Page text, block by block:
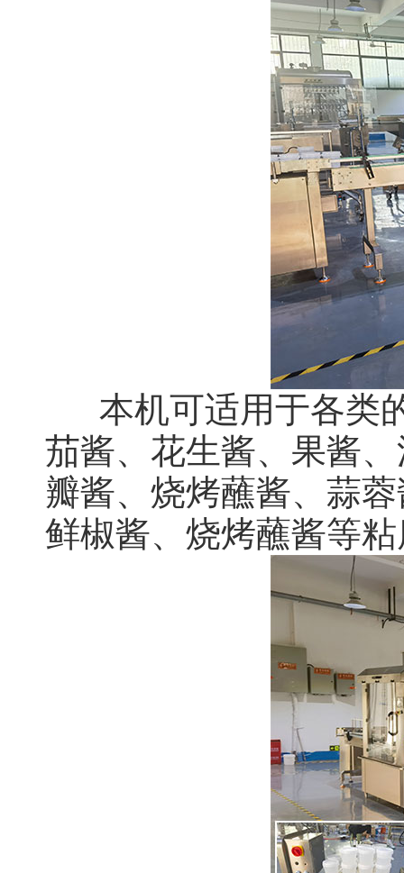
本机可适用于各类
茄酱、花生酱、果酱
瓣酱、烧烤蘸酱、蒜
鲜椒酱、烧烤蘸酱等